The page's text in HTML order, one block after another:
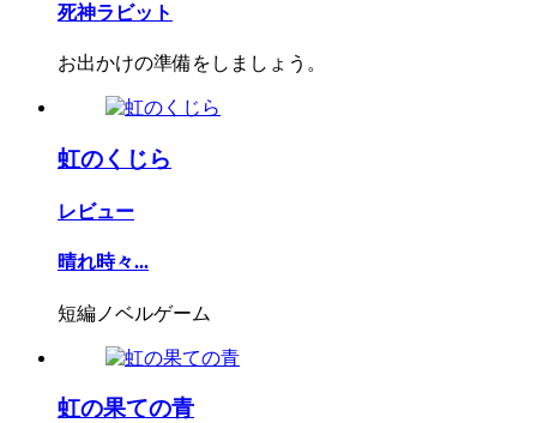
死神ラビット
お出かけの準備をしましょう。
虹のくじら
レビュー
晴れ時々...
短編ノベルゲーム
虹の果ての青